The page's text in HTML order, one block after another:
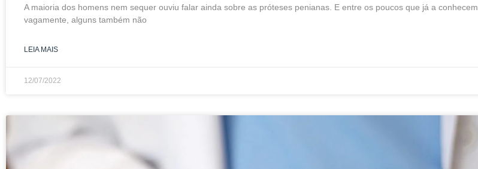
A maioria dos homens nem sequer ouviu falar ainda sobre as próteses penianas. E entre os poucos que já a conhecem
vagamente, alguns também não
LEIA MAIS
12/07/2022